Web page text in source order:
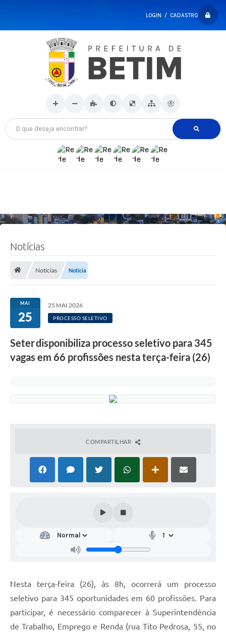
LOGIN / CADASTRO
O que deseja encontrar?
Notícias
Notícias Notícia
MAI
25
25 MAI 2026
PROCESSO SELETIVO
Seter disponibiliza processo seletivo para 345
vagas em 66 profissões nesta terça-feira (26)
COMPARTILHAR
Nesta terça-feira (26), às 8h, ocorrerá um processo
seletivo para 345 oportunidades em 60 profissões. Para
participar, é necessário comparecer à Superintendência
de Trabalho, Emprego e Renda (rua Tito Pedrosa, 55, no